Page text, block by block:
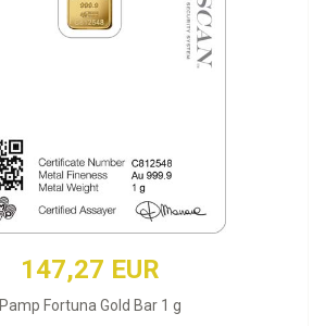
147,27 EUR
Pamp Fortuna Gold Bar 1 g